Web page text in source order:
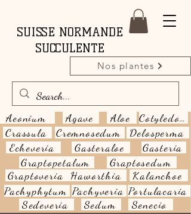
SUISSE NORMANDE
SUCCULENTE
Nos plantes
Aeonium Agave Aloe
Cotyledon
Crassula
Cremnosedum
Delosperma
Echeveria
Gasteraloe
Gasteria
Graptopetalum
Graptosedum
Graptoveria Haworthia
Kalanchoe
Pachyphytum Pachyveria
Sedeveria
Sedum
Portulacaria
Senecio